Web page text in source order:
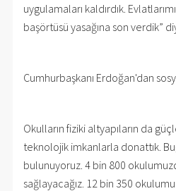
uygulamaları kaldırdık.
başörtüsü yasağına son verdik”
Cumhurbaşkanı Erdoğan'dan
Okulların fiziki altyapıların da
teknolojik imkanlarla donattık.
bulunuyoruz. 4 bin 800
sağlayacağız. 12 bin 350